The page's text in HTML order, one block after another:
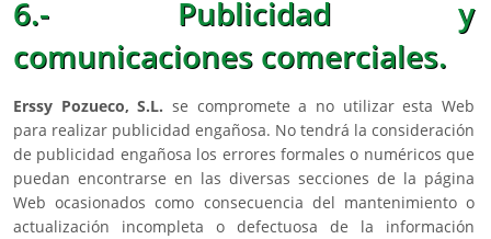
6.- Publicidad y
comunicaciones comerciales.
Erssy Pozueco, S.L. se compromete a no utilizar esta Web
para realizar publicidad engañosa. No tendrá la consideración
de publicidad engañosa los errores formales o numéricos que
puedan encontrarse en las diversas secciones de la página
Web ocasionados como consecuencia del mantenimiento o
actualización incompleta o defectuosa de la información